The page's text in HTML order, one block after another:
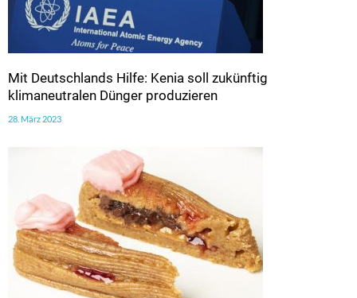
Mit Deutschlands Hilfe: Kenia soll zukünftig
klimaneutralen Dünger produzieren
28. März 2023